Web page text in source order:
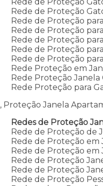
Rede de Proteção
Rede de Proteção
Rede de Proteção
Rede de Proteção
Rede de Proteção
Rede de Proteção
Rede Proteção em
Rede Proteção Janela
Rede Proteção para
, Proteção Janela
Redes de Proteção
Rede de Proteção de
Rede de Proteção em
Rede de Proteção em
Rede de Proteção
Rede de Proteção
Rede de Proteção